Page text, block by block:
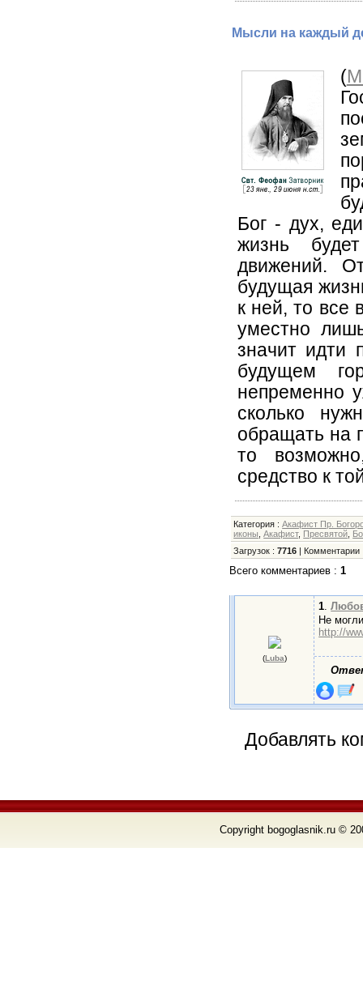
Мысли на каждый
(
Бог - дух,
жизнь
движений.
будущая
к ней, то все
уместно
значит идти
будущем
непременно
сколько
обращать на
то
средство к
Категория :Акафист Пр.
иконы ,Акафист, Пресвятой
Загрузок :7716 Комментарии
Всего комментариев :1
(Luba)
1.
Не
http://
Добавлять
Copyright bogoglasnik.ru ©